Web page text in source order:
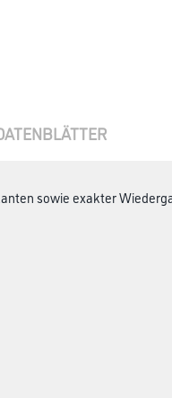
sowie exakter